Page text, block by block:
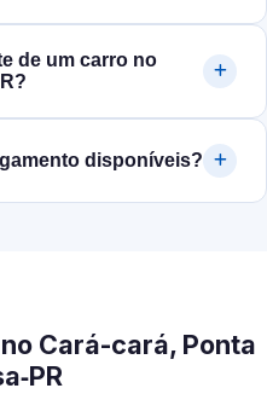
de um carro no
disponíveis?
Cará-cará, Ponta